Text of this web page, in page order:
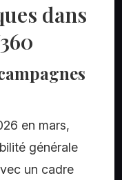
dans
en mars,
générale
un cadre